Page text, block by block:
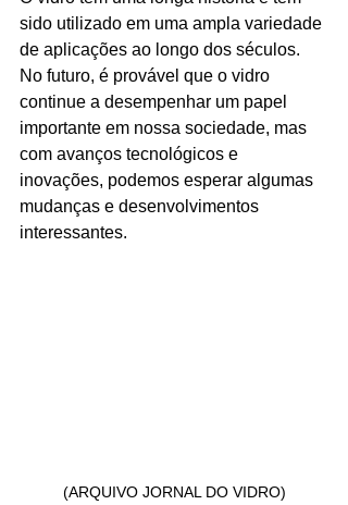
sido utilizado em uma ampla variedade
de aplicações ao longo dos séculos.
No futuro, é provável que o vidro
continue a desempenhar um papel
importante em nossa sociedade, mas
com avanços tecnológicos e
inovações, podemos esperar algumas
mudanças e desenvolvimentos
interessantes.
(ARQUIVO JORNAL DO VIDRO)